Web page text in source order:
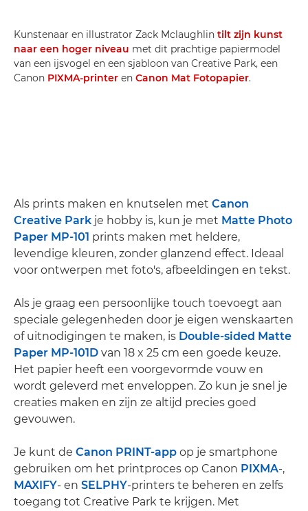
Kunstenaar en illustrator Zack Mclaughlin tilt zijn kunst
naar een hoger niveau met dit prachtige papiermodel
van een ijsvogel en een sjabloon van Creative Park, een
Canon PIXMA-printer en Canon Mat Fotopapier.
Als prints maken en knutselen met Canon
Creative Park je hobby is, kun je met Matte Photo
Paper MP-101 prints maken met heldere,
levendige kleuren, zonder glanzend effect. Ideaal
voor ontwerpen met foto's, afbeeldingen en tekst.
Als je graag een persoonlijke touch toevoegt aan
speciale gelegenheden door je eigen wenskaarten
of uitnodigingen te maken, is Double-sided Matte
Paper MP-101D van 18 x 25 cm een goede keuze.
Het papier heeft een voorgevormde vouw en
wordt geleverd met enveloppen. Zo kun je snel je
creaties maken en zijn ze altijd precies goed
gevouwen.
Je kunt de Canon PRINT-app op je smartphone
gebruiken om het printproces op Canon PIXMA-,
MAXIFY- en SELPHY-printers te beheren en zelfs
toegang tot Creative Park te krijgen. Met